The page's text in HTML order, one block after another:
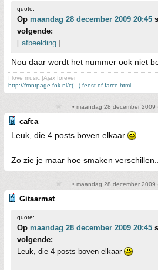
quote:
Op maandag 28 december 2009 20:45
volgende:
[ afbeelding ]
Nou daar wordt het nummer ook niet
I love music |Ajax forever
http://frontpage.fok.nl/c(...)-feest-of-farce.html
• maandag 28 december 2009
cafca
Leuk, die 4 posts boven elkaar
Zo zie je maar hoe smaken
• maandag 28 december 2009
Gitaarmat
quote:
Op maandag 28 december 2009 20:45
volgende:
Leuk, die 4 posts boven elkaar